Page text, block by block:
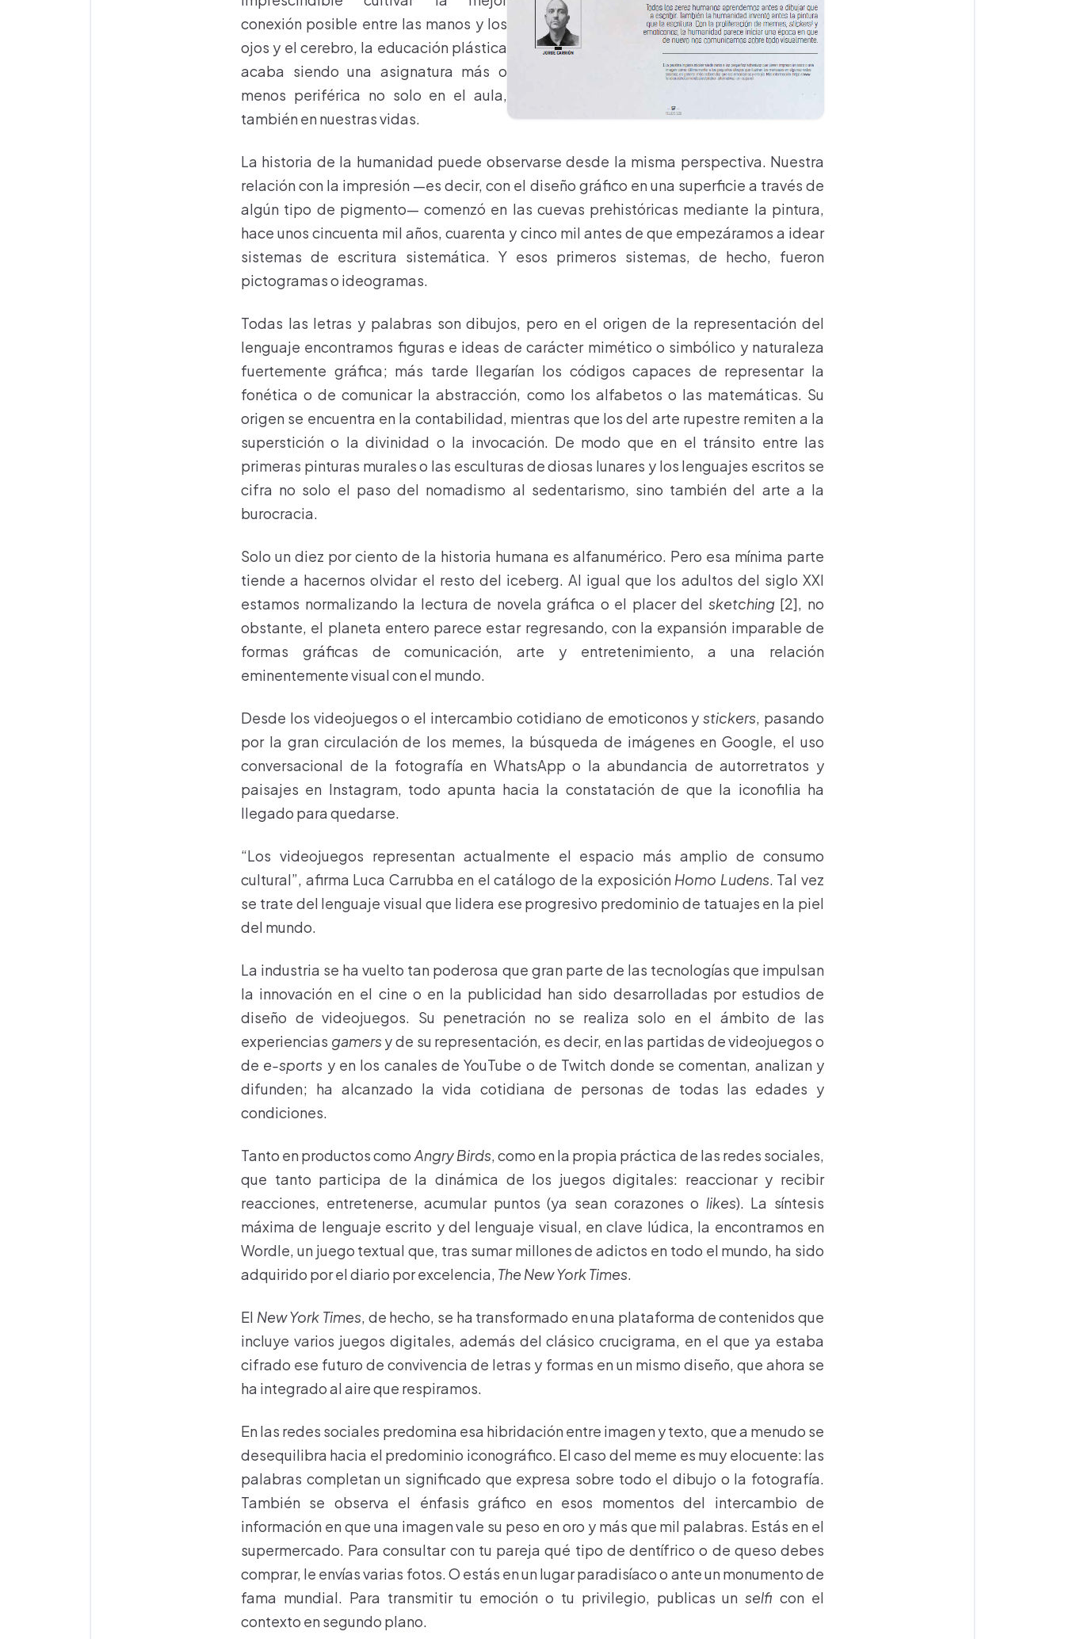
conexión posible entre las manos y los
ojos y el cerebro, la educación plástica
acaba siendo una asignatura más o
menos periférica no solo en el aula,
también en nuestras vidas.
La historia de la humanidad puede observarse desde la misma perspectiva. Nuestra
relación con la impresión —es decir, con el diseño gráfico en una superficie a través de
algún tipo de pigmento— comenzó en las cuevas prehistóricas mediante la pintura,
hace unos cincuenta mil años, cuarenta y cinco mil antes de que empezáramos a idear
sistemas de escritura sistemática. Y esos primeros sistemas, de hecho, fueron
pictogramas o ideogramas.
Todas las letras y palabras son dibujos, pero en el origen de la representación del
lenguaje encontramos figuras e ideas de carácter mimético o simbólico y naturaleza
fuertemente gráfica; más tarde llegarían los códigos capaces de representar la
fonética o de comunicar la abstracción, como los alfabetos o las matemáticas. Su
origen se encuentra en la contabilidad, mientras que los del arte rupestre remiten a la
superstición o la divinidad o la invocación. De modo que en el tránsito entre las
primeras pinturas murales o las esculturas de diosas lunares y los lenguajes escritos se
cifra no solo el paso del nomadismo al sedentarismo, sino también del arte a la
burocracia.
Solo un diez por ciento de la historia humana es alfanumérico. Pero esa mínima parte
tiende a hacernos olvidar el resto del iceberg. Al igual que los adultos del siglo XXI
estamos normalizando la lectura de novela gráfica o el placer del sketching [2], no
obstante, el planeta entero parece estar regresando, con la expansión imparable de
formas gráficas de comunicación, arte y entretenimiento, a una relación
eminentemente visual con el mundo.
Desde los videojuegos o el intercambio cotidiano de emoticonos ystickers, pasando
por la gran circulación de los memes, la búsqueda de imágenes en Google, el uso
conversacional de la fotografía en WhatsApp o la abundancia de autorretratos y
paisajes en Instagram, todo apunta hacia la constatación de que la iconofilia ha
llegado para quedarse.
“Los videojuegos representan actualmente el espacio más amplio de consumo
cultural”, afirma Luca Carrubba en el catálogo de la exposición Homo Ludens. Tal vez
se trate del lenguaje visual que lidera ese progresivo predominio de tatuajes en la piel
del mundo.
La industria se ha vuelto tan poderosa que gran parte de las tecnologías que impulsan
la innovación en el cine o en la publicidad han sido desarrolladas por estudios de
diseño de videojuegos. Su penetración no se realiza solo en el ámbito de las
experiencias gamersy de su representación, es decir, en las partidas de videojuegos o
de e-sports y en los canales de YouTube o de Twitch donde se comentan, analizan y
difunden; ha alcanzado la vida cotidiana de personas de todas las edades y
condiciones.
Tanto en productos como Angry Birds, como en la propia práctica de las redes sociales,
que tanto participa de la dinámica de los juegos digitales: reaccionar y recibir
reacciones, entretenerse, acumular puntos (ya sean corazones o likes). La síntesis
máxima de lenguaje escrito y del lenguaje visual, en clave lúdica, la encontramos en
Wordle, un juego textual que, tras sumar millones de adictos en todo el mundo, ha sido
adquirido por el diario por excelencia, The New York Times.
El New York Times, de hecho, se ha transformado en una plataforma de contenidos que
incluye varios juegos digitales, además del clásico crucigrama, en el que ya estaba
cifrado ese futuro de convivencia de letras y formas en un mismo diseño, que ahora se
ha integrado al aire que respiramos.
En las redes sociales predomina esa hibridación entre imagen y texto, que a menudo se
desequilibra hacia el predominio iconográfico. El caso del meme es muy elocuente: las
palabras completan un significado que expresa sobre todo el dibujo o la fotografía.
También se observa el énfasis gráfico en esos momentos del intercambio de
información en que una imagen vale su peso en oro y más que mil palabras. Estás en el
supermercado. Para consultar con tu pareja qué tipo de dentífrico o de queso debes
comprar, le envías varias fotos. O estás en un lugar paradisíaco o ante un monumento de
fama mundial. Para transmitir tu emoción o tu privilegio, publicas unselfi con el
contexto en segundo plano.